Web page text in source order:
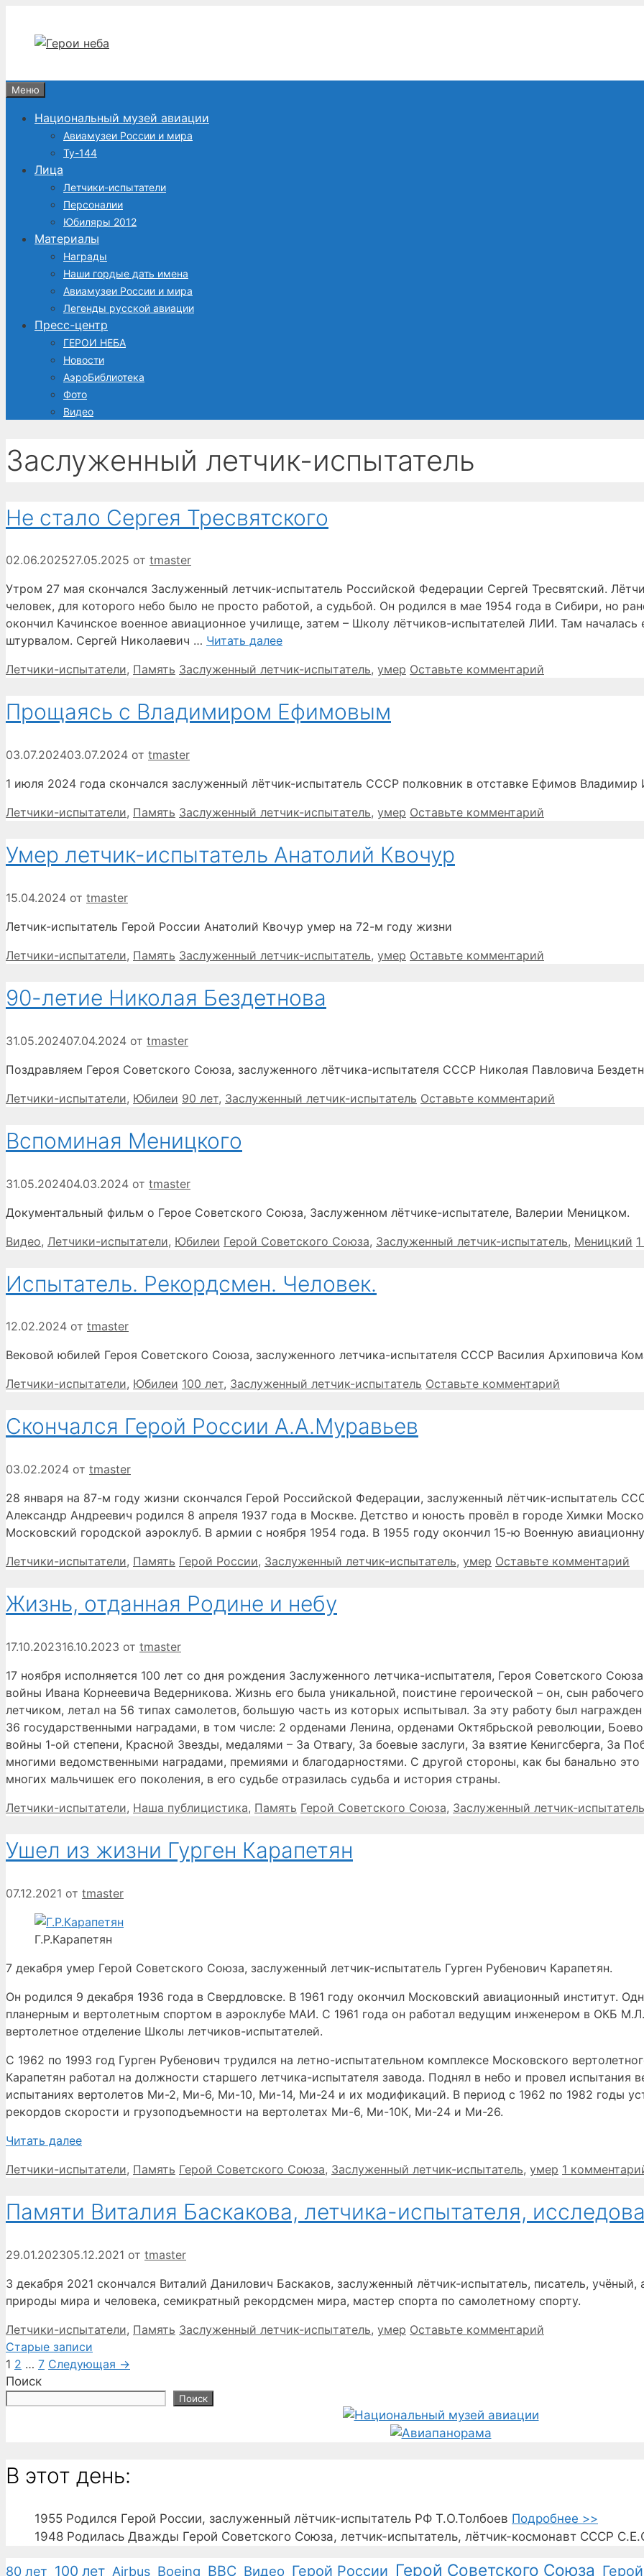
содержимому
Меню
Национальный музей авиации
Авиамузеи России и мира
Ту-144
Лица
Летчики-испытатели
Персоналии
Юбиляры 2012
Материалы
Награды
Наши гордые дать имена
Авиамузеи России и мира
Легенды русской авиации
Пресс-центр
ГЕРОИ НЕБА
Новости
АэроБиблиотека
Фото
Видео
Заслуженный летчик-испытатель
Не стало Сергея Тресвятского
02.06.202527.05.2025 от tmaster
Утром 27 мая скончался Заслуженный летчик-испытатель Российской Федерации Сергей Тресвятский.
человек, для которого небо было не просто работой, а судьбой. Он родился в мае 1954 года в Сибири, но
окончил Качинское военное авиационное училище, затем – Школу лётчиков-испытателей ЛИИ. Там началась
штурвалом. Сергей Николаевич … Читать далее
Рубрики
Летчики-испытатели, Память Метки
Заслуженный летчик-испытатель, умер Оставьте комментарий
Прощаясь с Владимиром Ефимовым
03.07.202403.07.2024 от tmaster
1 июля 2024 года скончался заслуженный лётчик-испытатель СССР полковник в отставке Ефимов Владимир
Рубрики
Летчики-испытатели, Память Метки
Заслуженный летчик-испытатель, умер Оставьте комментарий
Умер летчик-испытатель Анатолий Квочур
15.04.2024 от tmaster
Летчик-испытатель Герой России Анатолий Квочур умер на 72-м году жизни
Рубрики
Летчики-испытатели, Память Метки
Заслуженный летчик-испытатель, умер Оставьте комментарий
90-летие Николая Бездетнова
31.05.202407.04.2024 от tmaster
Поздравляем Героя Советского Союза, заслуженного лётчика-испытателя СССР Николая Павловича
Рубрики
Летчики-испытатели, Юбилеи Метки
90 лет, Заслуженный летчик-испытатель Оставьте комментарий
Вспоминая Меницкого
31.05.202404.03.2024 от tmaster
Документальный фильм о Герое Советского Союза, Заслуженном лётчике-испытателе, Валерии Меницком.
Рубрики
Видео, Летчики-испытатели, Юбилеи Метки
Герой Советского Союза, Заслуженный летчик-испытатель, Меницкий
Испытатель. Рекордсмен. Человек.
12.02.2024 от tmaster
Вековой юбилей Героя Советского Союза, заслуженного летчика-испытателя СССР Василия Архиповича
Рубрики
Летчики-испытатели, Юбилеи Метки
100 лет, Заслуженный летчик-испытатель Оставьте комментарий
Скончался Герой России А.А.Муравьев
03.02.2024 от tmaster
28 января на 87-м году жизни скончался Герой Российской Федерации, заслуженный лётчик-испытатель
Александр Андреевич родился 8 апреля 1937 года в Москве. Детство и юность провёл в городе Химки
Московский городской аэроклуб. В армии с ноября 1954 года. В 1955 году окончил 15-ю Военную
Рубрики
Летчики-испытатели, Память Метки
Герой России, Заслуженный летчик-испытатель, умер Оставьте комментарий
Жизнь, отданная Родине и небу
17.10.202316.10.2023 от tmaster
17 ноября исполняется 100 лет со дня рождения Заслуженного летчика-испытателя, Героя Советского
войны Ивана Корнеевича Ведерникова. Жизнь его была уникальной, поистине героической – он, сын
летчиком, летал на 56 типах самолетов, большую часть из которых испытывал. За эту работу был награжден
36 государственными наградами, в том числе: 2 орденами Ленина, орденами Октябрьской революции,
войны 1-ой степени, Красной Звезды, медалями – За Отвагу, За боевые заслуги, За взятие Кенигсберга, За
многими ведомственными наградами, премиями и благодарностями. С другой стороны, как бы банально это
многих мальчишек его поколения, в его судьбе отразилась судьба и история страны.
Рубрики
Летчики-испытатели, Наша публицистика, Память Метки
Герой Советского Союза, Заслуженный летчик-испытатель
Ушел из жизни Гурген Карапетян
07.12.2021 от tmaster
Г.Р.Карапетян
7 декабря умер Герой Советского Союза, заслуженный летчик-испытатель Гурген Рубенович Карапетян.
Он родился 9 декабря 1936 года в Свердловске. В 1961 году окончил Московский авиационный институт.
планерным и вертолетным спортом в аэроклубе МАИ. С 1961 года он работал ведущим инженером в ОКБ
вертолетное отделение Школы летчиков-испытателей.
С 1962 по 1993 год Гурген Рубенович трудился на летно-испытательном комплексе Московского
Карапетян работал на должности старшего летчика-испытателя завода. Поднял в небо и провел испытания
испытаниях вертолетов Ми-2, Ми-6, Ми-10, Ми-14, Ми-24 и их модификаций. В период с 1962 по 1982 годы
рекордов скорости и грузоподъемности на вертолетах Ми-6, Ми-10К, Ми-24 и Ми-26.
Читать далее
Рубрики
Летчики-испытатели, Память Метки
Герой Советского Союза, Заслуженный летчик-испытатель, умер 1
Памяти Виталия Баскакова, летчика-испытателя,
29.01.202305.12.2021 от tmaster
3 декабря 2021 скончался Виталий Данилович Баскаков, заслуженный лётчик-испытатель, писатель,
природы мира и человека, семикратный рекордсмен мира, мастер спорта по самолетному спорту.
Рубрики
Летчики-испытатели, Память Метки
Заслуженный летчик-испытатель, умер Оставьте комментарий
Старые записи
Страница
1 Страница
2 … Страница
7 Следующая →
Поиск
Поиск
В этот день:
1955 Родился Герой России, заслуженный лётчик-испытатель РФ Т.О.Толбоев Подробнее >>
1948 Родилась Дважды Герой Советского Союза, летчик-испытатель, лётчик-космонавт СССР
80 лет 100 лет Airbus Boeing ВВС Видео Герой России Герой Советского Союза